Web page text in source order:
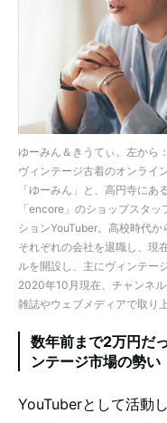
ゆーみん＆きうてぃ。左から
ヴィンテージ古着のオンライ
「ゆーみん」と、高円寺にあ
「encore」のショップスタ
ションYouTuber。高校時代
それぞれの会社を退職し、現
ルを開設し、主にヴィンテー
2020年10月現在、チャンネ
雑誌やウェブメディアで取り
数年前まで2万円だ
ンテージ市場の勢い
YouTuberとして活動